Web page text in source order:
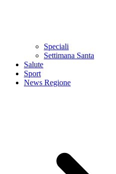
Speciali
Settimana Santa
Salute
Sport
News Regione